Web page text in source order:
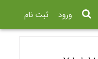
ثبت نام ورود